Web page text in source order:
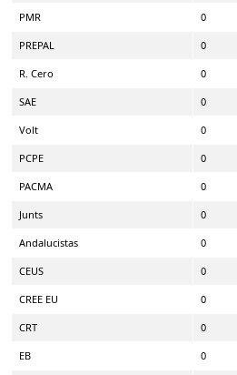
PMR 0
PREPAL 0
R. Cero 0
SAE 0
Volt 0
PCPE 0
PACMA 0
Junts 0
Andalucistas 0
CEUS 0
CREE EU 0
CRT 0
EB 0